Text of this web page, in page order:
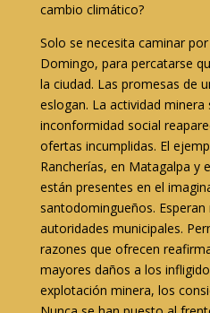
cambio climático?
Solo se necesita caminar
Domingo, para percatarse
la ciudad. Las promesas de
eslogan. La actividad minera
inconformidad social
ofertas incumplidas. El
Rancherías, en Matagalpa y
están presentes en el
santodomingueños.
autoridades municipales.
razones que ofrecen
mayores daños a los
explotación minera, los